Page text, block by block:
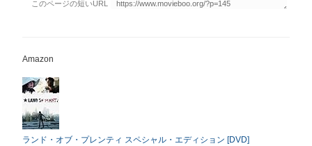
Amazon
ランド・オブ・プレンティ スペシャル・エディション [DVD]